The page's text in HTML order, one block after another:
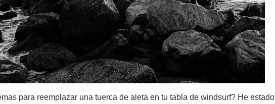
para reemplazar una tuerca de aleta en tu tabla de windsurf? He estado